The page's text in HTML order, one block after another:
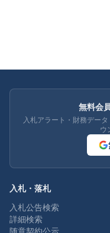
無料会
入札アラート・財務デー
ウ
入札・落札
入札公告検索
詳細検索